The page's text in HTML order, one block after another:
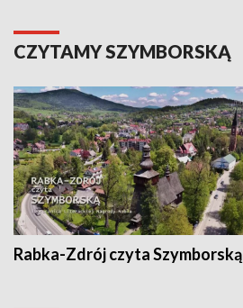
CZYTAMY SZYMBORSKĄ
Rabka-Zdrój czyta Szymborską